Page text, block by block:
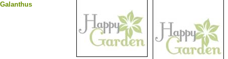
Galanthus